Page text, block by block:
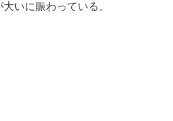
いに賑わっている。